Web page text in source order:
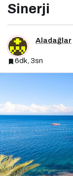
Sinerji
Aladağlar
6dk, 3sn